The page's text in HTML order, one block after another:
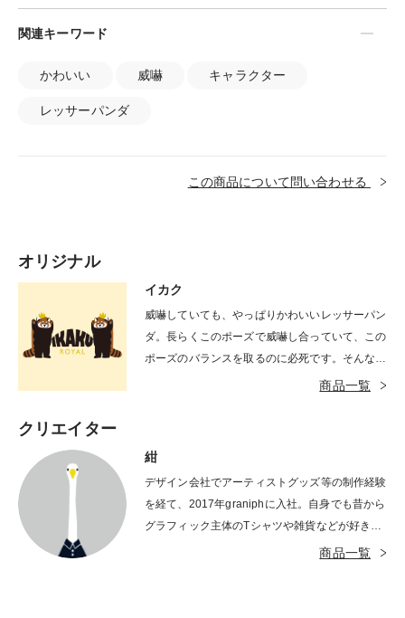
関連キーワード
かわいい 威嚇 キャラクター
レッサーパンダ
この商品について問い合わせる
オリジナル
イカク
威嚇していても、やっぱりかわいいレッサーパン
ダ。長らくこのポーズで威嚇し合っていて、この
ポーズのバランスを取るのに必死です。そんなこ
とをしているうちに、なぜ威嚇し合っていたの
商品一覧
クリエイター
紺
デザイン会社でアーティストグッズ等の制作経験
を経て、2017年graniphに入社。自身でも昔から
グラフィック主体のTシャツや雑貨などが好きだ
ったこともあり、思い出の一部や生活の彩りにな
商品一覧